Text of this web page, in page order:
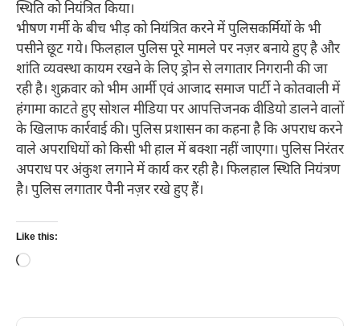
स्थिति को नियंत्रित किया।
भीषण गर्मी के बीच भीड़ को नियंत्रित करने में पुलिसकर्मियों के भी
पसीने छूट गये। फिलहाल पुलिस पूरे मामले पर नज़र बनाये हुए है और
शांति व्यवस्था कायम रखने के लिए ड्रोन से लगातार निगरानी की जा
रही है। शुक्रवार को भीम आर्मी एवं आजाद समाज पार्टी ने कोतवाली में
हंगामा काटते हुए सोशल मीडिया पर आपत्तिजनक वीडियो डालने वालों
के खिलाफ कार्रवाई की। पुलिस प्रशासन का कहना है कि अपराध करने
वाले अपराधियों को किसी भी हाल में बक्शा नहीं जाएगा। पुलिस निरंतर
अपराध पर अंकुश लगाने में कार्य कर रही है। फिलहाल स्थिति नियंत्रण
है। पुलिस लगातार पैनी नज़र रखे हुए हैं।
Like this:
Loading…